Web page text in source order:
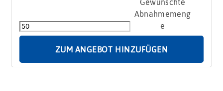
45g
Menge
ZUM ANGEBOT HINZUFÜGEN